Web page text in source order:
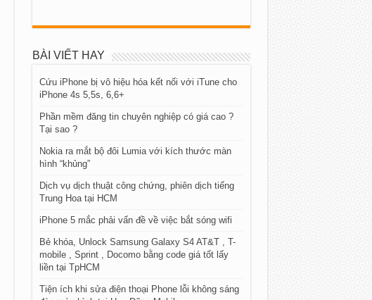
BÀI VIẾT HAY
Cứu iPhone bị vô hiệu hóa kết nối với iTune cho
iPhone 4s 5,5s, 6,6+
Phần mềm đăng tin chuyên nghiệp có giá cao ?
Tại sao ?
Nokia ra mắt bộ đôi Lumia với kích thước màn
hình “khủng”
Dịch vụ dịch thuật công chứng, phiên dịch tiếng
Trung Hoa tại HCM
iPhone 5 mắc phải vấn đề về việc bắt sóng wifi
Bẻ khóa, Unlock Samsung Galaxy S4 AT&T , T-
mobile , Sprint , Docomo bằng code giá tốt lấy
liền tại TpHCM
Tiện ích khi sửa điện thoại Phone lỗi không sáng